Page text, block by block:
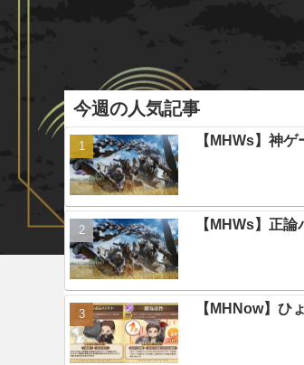
今週の人気記事
【MHWs】神
【MHWs】正
【MHNow】ひ